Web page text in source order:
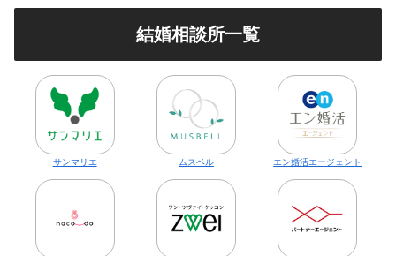
結婚相談所一覧
サンマリエ ムスベル エン婚活エージェント